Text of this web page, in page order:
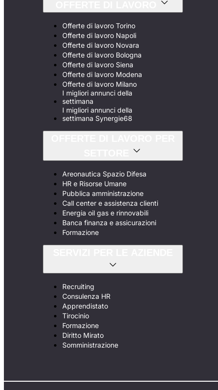
Offerte di lavoro Torino
Offerte di lavoro Napoli
Offerte di lavoro Novara
Offerte di lavoro Bologna
Offerte di lavoro Siena
Offerte di lavoro Modena
Offerte di lavoro Milano
I migliori annunci della
settimana
I migliori annunci della
settimana Synergie68
Areonautica Spazio Difesa
HR e Risorse Umane
Pubblica amministrazione
Call center e assistenza clienti
Energia oil gas e rinnovabili
Banca finanza e assicurazioni
Formazione
Recruiting
Consulenza HR
Apprendistato
Tirocinio
Formazione
Diritto Mirato
Somministrazione